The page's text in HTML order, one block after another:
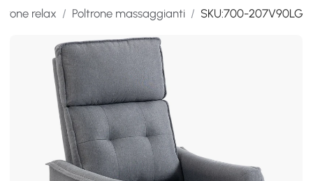
relax / Poltrone massaggianti / SKU:700-207V90LG